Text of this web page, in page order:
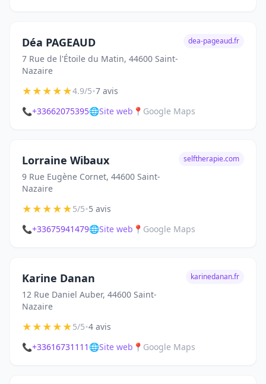
Déa PAGEAUD
7 Rue de l'Étoile du Matin, 44600 Saint-
Nazaire
dea-pageaud.fr
★★★★★4.9/5•7 avis
📞+33662075395🌐Site web 📍 Google Maps
Lorraine Wibaux
9 Rue Eugène Cornet, 44600 Saint-
Nazaire
selftherapie.com
★★★★★5/5•5 avis
📞+33675941479🌐Site web 📍 Google Maps
Karine Danan
12 Rue Daniel Auber, 44600 Saint-
Nazaire
karinedanan.fr
★★★★★5/5•4 avis
📞+33616731111 🌐Site web 📍 Google Maps